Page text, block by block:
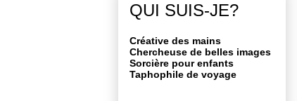
QUI SUIS-JE?
Créative des mains
Chercheuse de belles images
Sorcière pour enfants
Taphophile de voyage